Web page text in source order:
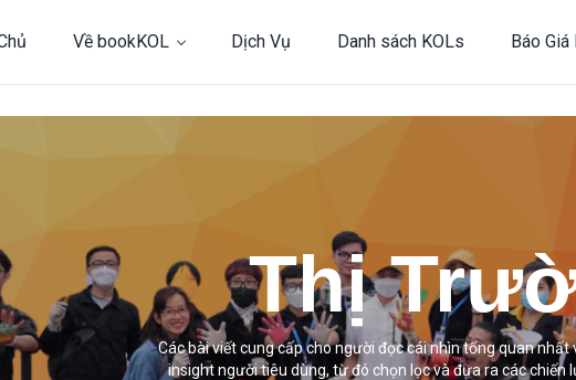
Về bookKOL Dịch Vụ Danh sách KOLs Báo Giá
Thị
Các bài viết cung cấp cho người đọc cái nhìn tổng quan nhất
insight người tiêu dùng, từ đó chọn lọc và đưa ra các chiến